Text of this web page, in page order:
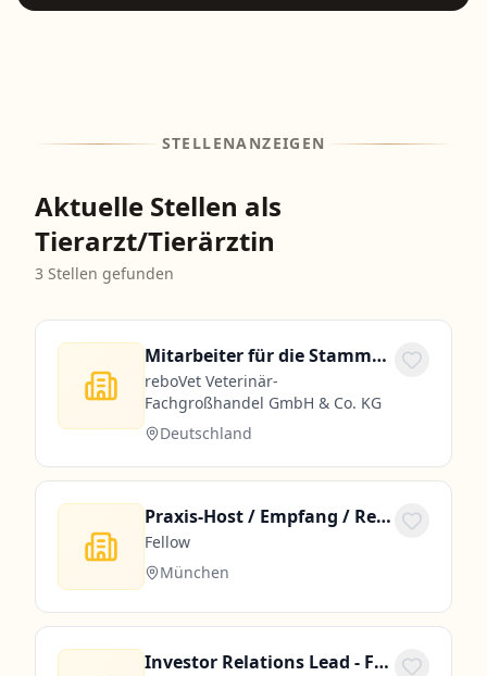
STELLENANZEIGEN
Aktuelle Stellen als
Tierarzt/Tierärztin
3 Stellen gefunden
Mitarbeiter für die Stammdatenpflege (m/w/d)
reboVet Veterinär-
Fachgroßhandel GmbH & Co. KG
Deutschland
Praxis-Host / Empfang / Rezeption (m/w/d)
Fellow
München
Investor Relations Lead - Fundraising & Growth Strategy